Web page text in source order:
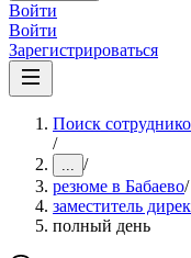
Войти
Войти
Зарегистрироваться
Поиск
/
... /
резюме в Бабаево/
заместитель
полный день